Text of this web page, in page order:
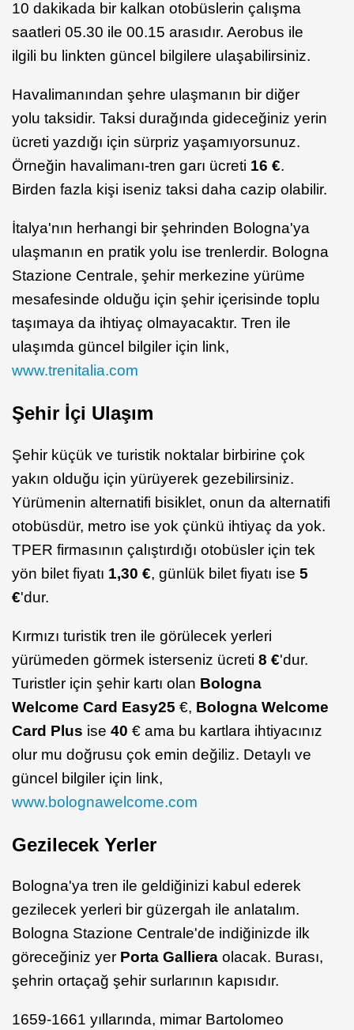
10 dakikada bir kalkan otobüslerin çalışma
saatleri 05.30 ile 00.15 arasıdır. Aerobus ile
ilgili bu linkten güncel bilgilere ulaşabilirsiniz.
Havalimanından şehre ulaşmanın bir diğer
yolu taksidir. Taksi durağında gideceğiniz yerin
ücreti yazdığı için sürpriz yaşamıyorsunuz.
Örneğin havalimanı-tren garı ücreti 16 €.
Birden fazla kişi iseniz taksi daha cazip olabilir.
İtalya'nın herhangi bir şehrinden Bologna'ya
ulaşmanın en pratik yolu ise trenlerdir. Bologna
Stazione Centrale, şehir merkezine yürüme
mesafesinde olduğu için şehir içerisinde toplu
taşımaya da ihtiyaç olmayacaktır. Tren ile
ulaşımda güncel bilgiler için link,
www.trenitalia.com
Şehir İçi Ulaşım
Şehir küçük ve turistik noktalar birbirine çok
yakın olduğu için yürüyerek gezebilirsiniz.
Yürümenin alternatifi bisiklet, onun da alternatifi
otobüsdür, metro ise yok çünkü ihtiyaç da yok.
TPER firmasının çalıştırdığı otobüsler için tek
yön bilet fiyatı 1,30 €, günlük bilet fiyatı ise 5
€'dur.
Kırmızı turistik tren ile görülecek yerleri
yürümeden görmek isterseniz ücreti 8 €'dur.
Turistler için şehir kartı olan Bologna
Welcome Card Easy25 €, Bologna Welcome
Card Plus ise 40 € ama bu kartlara ihtiyacınız
olur mu doğrusu çok emin değiliz. Detaylı ve
güncel bilgiler için link,
www.bolognawelcome.com
Gezilecek Yerler
Bologna'ya tren ile geldiğinizi kabul ederek
gezilecek yerleri bir güzergah ile anlatalım.
Bologna Stazione Centrale'de indiğinizde ilk
göreceğiniz yer Porta Galliera olacak. Burası,
şehrin ortaçağ şehir surlarının kapısıdır.
1659-1661 yıllarında, mimar Bartolomeo